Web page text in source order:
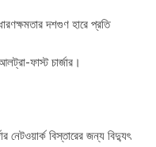
ধারণক্ষমতার দশগুণ হারে প্রতি
ফাস্ট চার্জার।
নেটওয়ার্ক বিস্তারের জন্য বিদ্যুৎ